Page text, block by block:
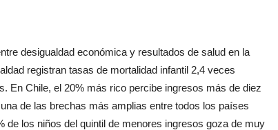
desigualdad económica y resultados de salud en la
registran tasas de mortalidad infantil 2,4 veces
En Chile, el 20% más rico percibe ingresos más de diez
de las brechas más amplias entre todos los países
de los niños del quintil de menores ingresos goza de muy